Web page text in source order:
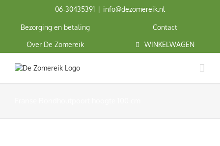
06‑30435391 | info@dezomereik.nl
Bezorging en betaling Contact
Over De Zomereik WINKELWAGEN